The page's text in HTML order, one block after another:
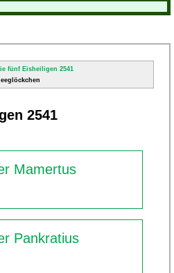
2541
Mamertus
Pankratius